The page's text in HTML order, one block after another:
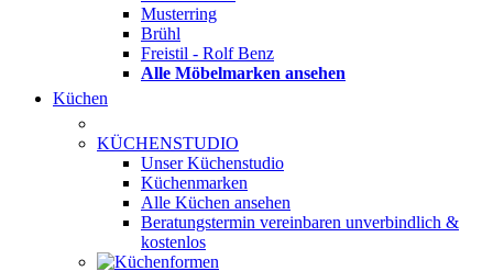
Musterring
Brühl
Freistil - Rolf Benz
Alle Möbelmarken ansehen
Küchen
KÜCHENSTUDIO
Unser Küchenstudio
Küchenmarken
Alle Küchen ansehen
Beratungstermin vereinbaren unverbindlich &
kostenlos